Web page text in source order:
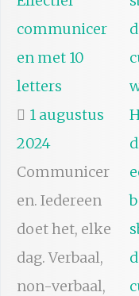
communicer
en met 10
letters
1 augustus
2024
Communicer
en. Iedereen
doet het, elke
dag. Verbaal,
non-verbaal,